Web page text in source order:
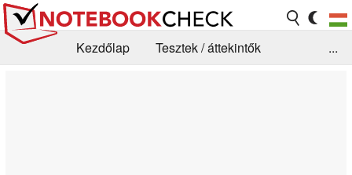
Kezdőlap
Tesztek / áttekintők
...